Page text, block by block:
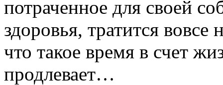
потраченное для своей
здоровья, тратится
что такое время в счет
продлевает…